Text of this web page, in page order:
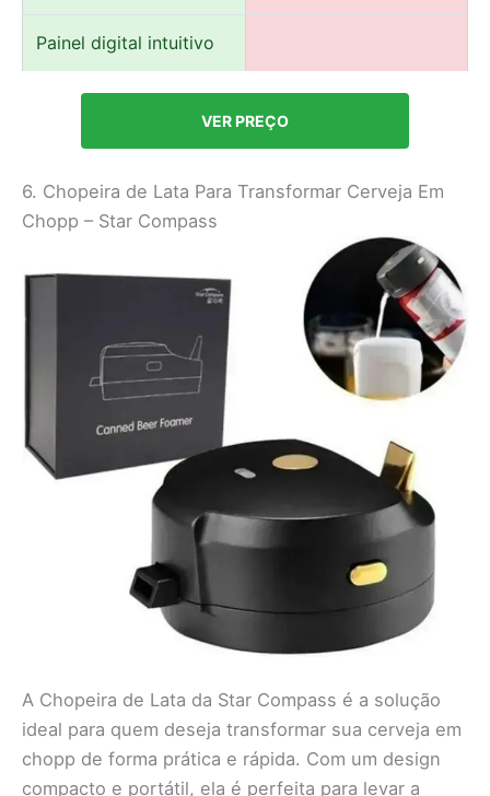
Painel digital intuitivo
VER PREÇO
6. Chopeira de Lata Para Transformar Cerveja Em
Chopp – Star Compass
A Chopeira de Lata da Star Compass é a solução
ideal para quem deseja transformar sua cerveja em
chopp de forma prática e rápida. Com um design
compacto e portátil, ela é perfeita para levar a